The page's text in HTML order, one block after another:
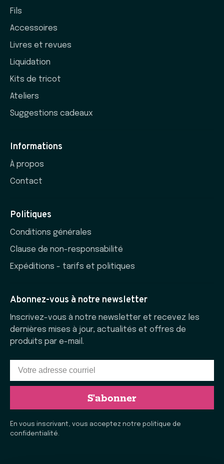
Fils
Accessoires
Livres et revues
Liquidation
Kits de tricot
Ateliers
Suggestions cadeaux
Informations
À propos
Contact
Politiques
Conditions générales
Clause de non-responsabilité
Expéditions - tarifs et politiques
Abonnez-vous à notre newsletter
Inscrivez-vous à notre newsletter et recevez les
dernières mises à jour, actualités et offres de
produits par e-mail.
S'abonner
En vous inscrivant, vous acceptez notre politique de
confidentialité.